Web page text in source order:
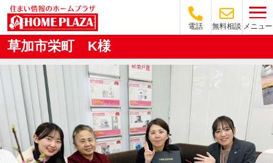
電話 無料相談 メニュー
草加市栄町 K様